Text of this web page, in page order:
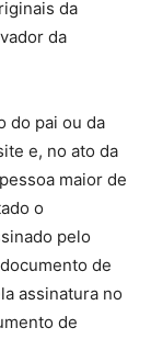
da
da
do pai ou da
e, no ato da
maior de
o
pelo
de
assinatura no
de